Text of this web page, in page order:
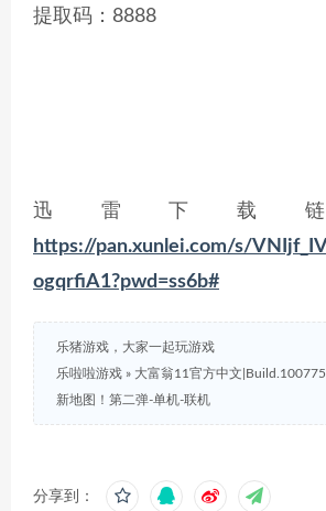
提取码：8888
迅雷下载
https://pan.xunlei.com/s/
ogqrfiA1?pwd=ss6b#
乐猪游戏，大家一起玩游戏
乐啦啦游戏 » 大富翁11官方中文
新地图！第二弹-单机-联机
分享到：